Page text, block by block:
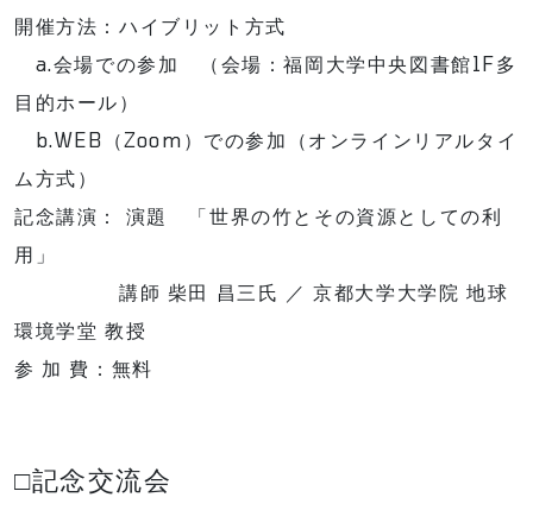
開催方法：ハイブリット方式
a.会場での参加 （会場：福岡大学中央図書館1F多
目的ホール）
b.WEB（Zoom）での参加（オンラインリアルタイ
ム方式）
記念講演： 演題 「世界の竹とその資源としての利
用」
講師 柴田 昌三氏 ／ 京都大学大学院 地球
環境学堂 教授
参 加 費：無料
□記念交流会